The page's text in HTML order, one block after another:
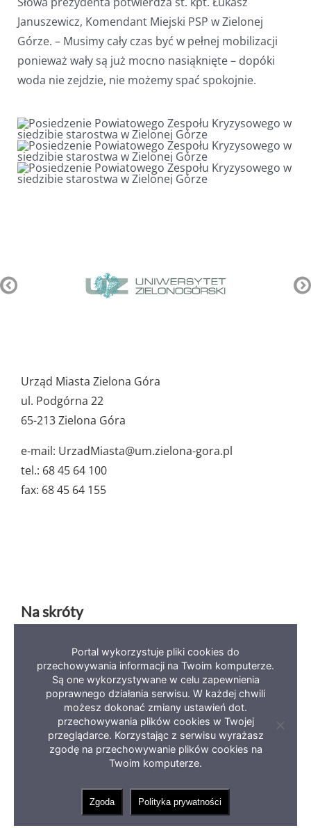
Januszewicz, Komendant Miejski PSP w Zielonej
Górze. – Musimy cały czas być w pełnej mobilizacji
ponieważ wały są już mocno nasiąknięte – dopóki
woda nie zejdzie, nie możemy spać spokojnie.
ważne
dane
Urząd Miasta Zielona Góra
ul. Podgórna 22
65-213 Zielona Góra
e-mail: UrzadMiasta@um.zielona-gora.pl
tel.: 68 45 64 100
fax: 68 45 64 155
Na skróty
Deklaracja dostępności Mapa serwisu BIP
Polityka prywatności
Copyright 2023 Miasto Zielona Góra
Portal wykorzystuje pliki cookies do
przechowywania informacji na Twoim komputerze.
Są one wykorzystywane w celu zapewnienia
poprawnego działania serwisu. W każdej chwili
możesz dokonać zmiany ustawień dot.
przechowywania plików cookies w Twojej
przeglądarce. Korzystając z serwisu wyrażasz
zgodę na przechowywanie plików cookies na
Twoim komputerze.
Zgoda Polityka prywatności